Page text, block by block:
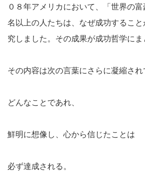
０８年アメリカにおいて、「世界の
名以上の人たちは、なぜ成功するこ
究しました。その成果が成功哲学にま
その内容は次の言葉にさらに凝縮され
どんなことであれ、
鮮明に想像し、心から信じたことは
必ず達成される。